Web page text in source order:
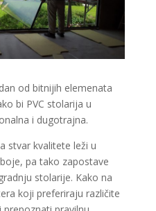
od bitnijih elemenata
bi PVC stolarija u
i dugotrajna.
stvar kvalitete leži u
pa tako zapostave
stolarije. Kako na
koji preferiraju različite